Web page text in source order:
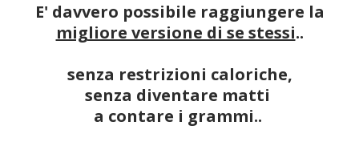
E' davvero possibile raggiungere la
migliore versione di se stessi..
senza restrizioni caloriche,
senza diventare matti
a contare i grammi..